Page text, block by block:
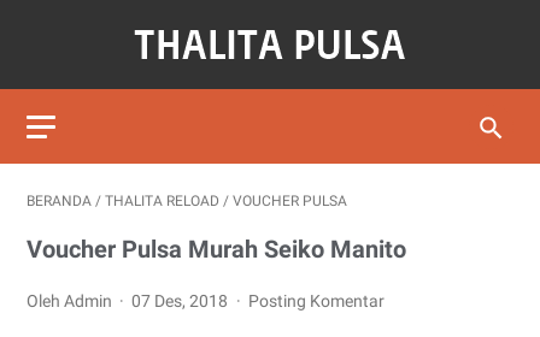
BERANDA / THALITA RELOAD / VOUCHER PULSA
Voucher Pulsa Murah Seiko Manito
Oleh Admin 07 Des, 2018 Posting Komentar